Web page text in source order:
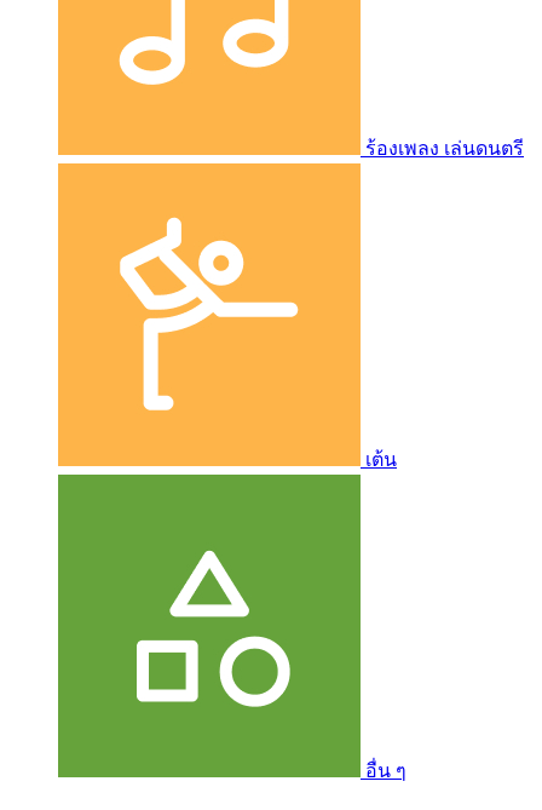
ร้องเพลง เล่นดนตรี
เต้น
อื่น ๆ